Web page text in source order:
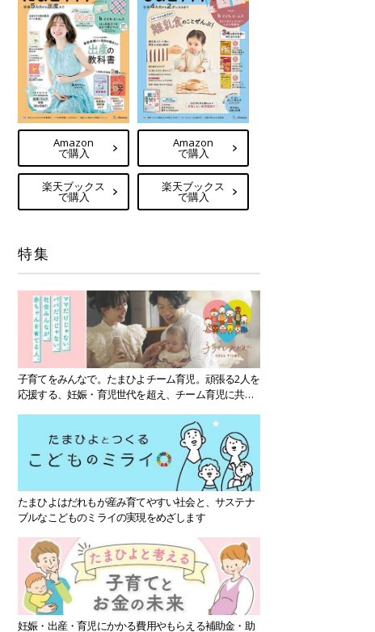
Amazon
で購入
楽天ブックス
で購入
Amazon
で購入
楽天ブックス
で購入
特集
子育てをみんなで。たまひよチーム育児。頑張る2人を
応援する、妊娠・育児世代を超え、チーム育児に共感
たまひよはだれもが産み育てやすい社会と、サステナ
ブルなこどものミライの実現をめざします
妊娠・出産・育児にかかる費用やもらえる補助金・助